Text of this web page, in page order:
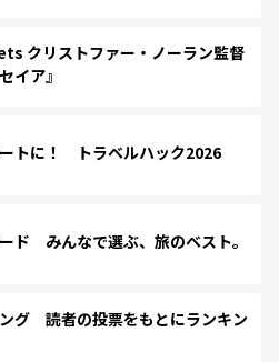
クリストファー・ノーラン監督
イア』
トに！ トラベルハック2026
ド みんなで選ぶ、旅のベスト。
グ 読者の投票をもとにランキン